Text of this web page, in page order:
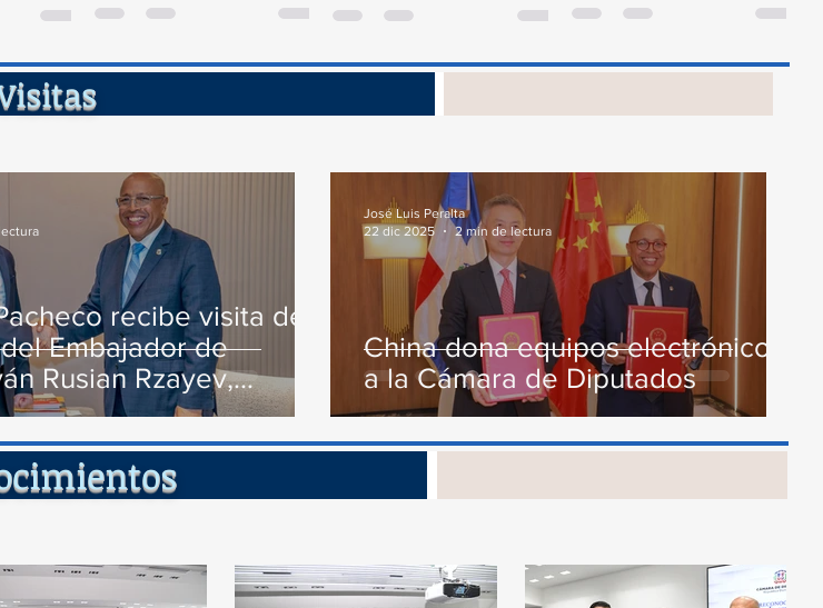
recibe visita de
de
Rusian Rzayev,
varios temas de
China dona equipos electrónicos
a la Cámara de Diputados
José Luis Peralta
22 dic 2025
2 min de lectura